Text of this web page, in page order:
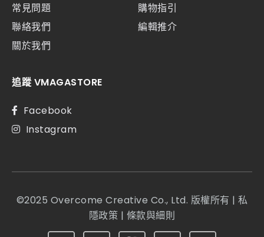
常見問題
聯絡我們
關於我們
購物指引
編輯推介
追蹤 VMAGASTORE
Facebook
Instagram
©2025 Overcome Creative Co., Ltd. 版權所有 | 私
隱政策 | 條款與細則